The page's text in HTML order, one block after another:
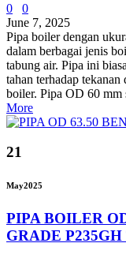
0
0
June 7, 2025
Pipa boiler dengan
dalam berbagai jenis
tabung air. Pipa ini
tahan terhadap
boiler. Pipa OD 60 mm
More
21
May2025
PIPA BOILER
GRADE P235GH